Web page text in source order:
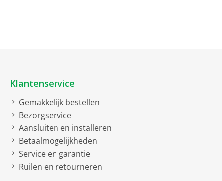
Klantenservice
Gemakkelijk bestellen
Bezorgservice
Aansluiten en installeren
Betaalmogelijkheden
Service en garantie
Ruilen en retourneren